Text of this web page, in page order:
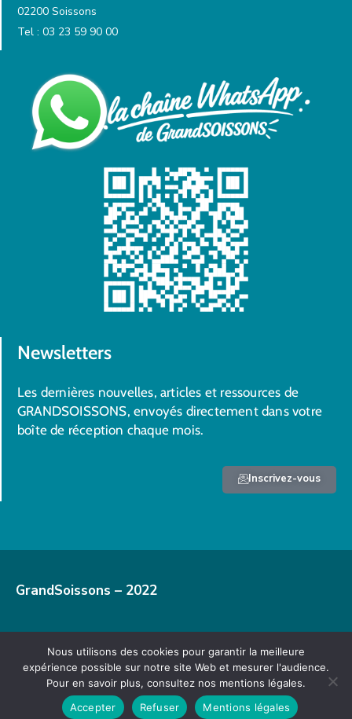
02200 Soissons
Tel : 03 23 59 90 00
Newsletters
Les dernières nouvelles, articles et ressources de
GRANDSOISSONS, envoyés directement dans votre
boîte de réception chaque mois.
Inscrivez-vous
GrandSoissons – 2022
Mentions légales
Nous utilisons des cookies pour garantir la meilleure
expérience possible sur notre site Web et mesurer l'audience.
Pour en savoir plus, consultez nos mentions légales.
Accepter
Refuser Mentions légales